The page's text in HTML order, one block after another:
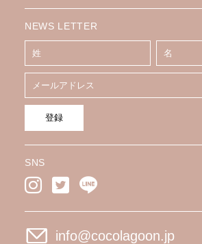
NEWS LETTER
登録
SNS
info@cocolagoon.jp